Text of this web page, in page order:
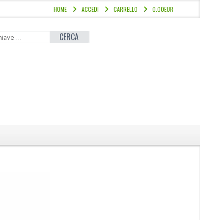
0.00EUR
CARRELLO
ACCEDI
HOME
CERCA